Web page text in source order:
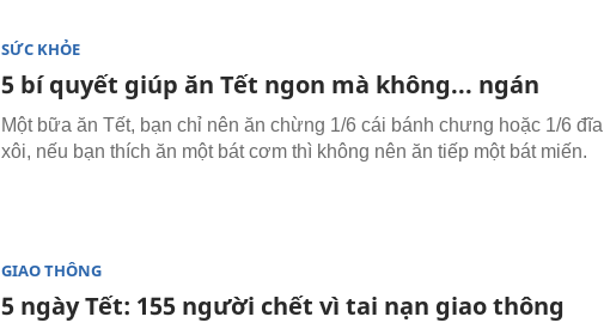
SỨC KHỎE
5 bí quyết giúp ăn Tết ngon mà không... ngán
Một bữa ăn Tết, bạn chỉ nên ăn chừng 1/6 cái bánh chưng hoặc 1/6 đĩa
xôi, nếu bạn thích ăn một bát cơm thì không nên ăn tiếp một bát miến.
GIAO THÔNG
5 ngày Tết: 155 người chết vì tai nạn giao thông